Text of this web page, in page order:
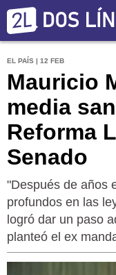
EL PAÍS | 12 FEB
Mauricio
media
Reforma
Senado
"Después de años
profundos en las
logró dar un paso
planteó el ex